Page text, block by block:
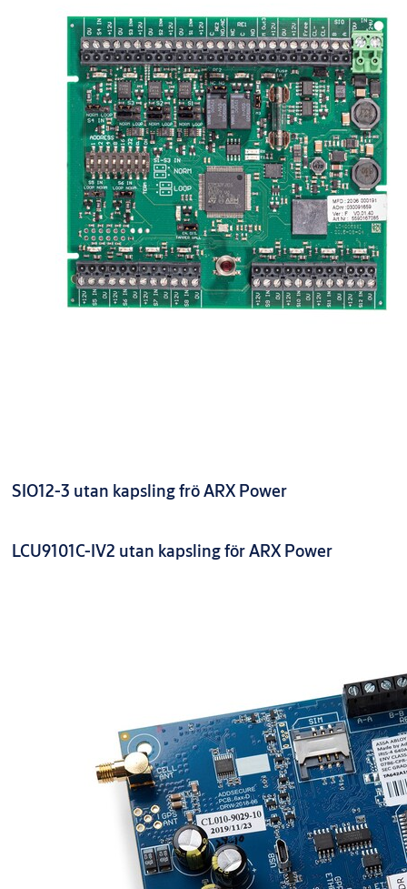
SIO12-3 utan kapsling frö ARX Power
LCU9101C-IV2 utan kapsling för ARX Power